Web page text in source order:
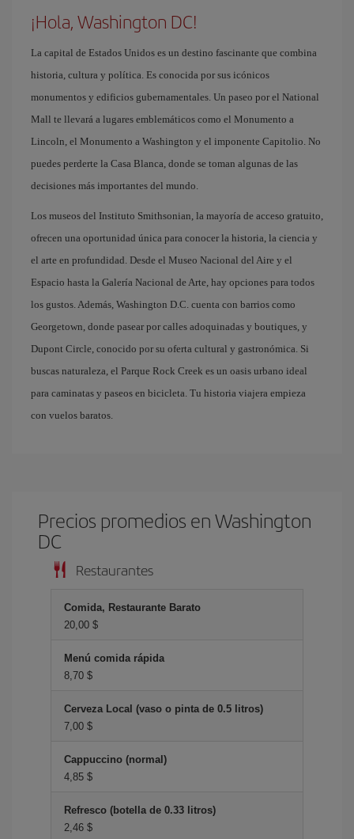
¡Hola, Washington DC!
La capital de Estados Unidos es un destino fascinante que combina
historia, cultura y política. Es conocida por sus icónicos
monumentos y edificios gubernamentales. Un paseo por el National
Mall te llevará a lugares emblemáticos como el Monumento a
Lincoln, el Monumento a Washington y el imponente Capitolio. No
puedes perderte la Casa Blanca, donde se toman algunas de las
decisiones más importantes del mundo.
Los museos del Instituto Smithsonian, la mayoría de acceso gratuito,
ofrecen una oportunidad única para conocer la historia, la ciencia y
el arte en profundidad. Desde el Museo Nacional del Aire y el
Espacio hasta la Galería Nacional de Arte, hay opciones para todos
los gustos. Además, Washington D.C. cuenta con barrios como
Georgetown, donde pasear por calles adoquinadas y boutiques, y
Dupont Circle, conocido por su oferta cultural y gastronómica. Si
buscas naturaleza, el Parque Rock Creek es un oasis urbano ideal
para caminatas y paseos en bicicleta. Tu historia viajera empieza
con vuelos baratos.
Precios promedios en Washington
DC
Restaurantes
Comida, Restaurante Barato
20,00 $
Menú comida rápida
8,70 $
Cerveza Local (vaso o pinta de 0.5 litros)
7,00 $
Cappuccino (normal)
4,85 $
Refresco (botella de 0.33 litros)
2,46 $